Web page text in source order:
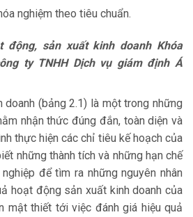
nghiệm theo tiêu chuẩn.
động, sản xuất kinh doanh Khóa
ty TNHH Dịch vụ giám định Á
doanh (bảng 2.1) là một trong những
nhận thức đúng đắn, toàn diện và
thực hiện các chỉ tiêu kế hoạch của
những thành tích và những hạn chế
để tìm ra những nguyên nhân
hoạt động sản xuất kinh doanh của
mật thiết tới việc đánh giá hiệu quả